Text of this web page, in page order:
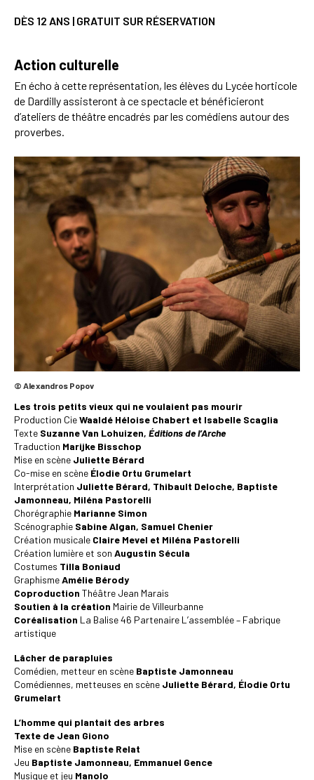
DÈS 12 ANS | GRATUIT SUR RÉSERVATION
Action culturelle
En écho à cette représentation, les élèves du Lycée horticole
de Dardilly assisteront à ce spectacle et bénéficieront
d’ateliers de théâtre encadrés par les comédiens autour des
proverbes.
© Alexandros Popov
Les trois petits vieux qui ne voulaient pas mourir
Production CieWaaldé Héloise Chabert et Isabelle Scaglia
Texte Suzanne Van Lohuizen, Éditions de l’Arche
Traduction Marijke Bisschop
Mise en scène Juliette Bérard
Co-mise en scène Élodie Ortu Grumelart
Interprétation Juliette Bérard, Thibault Deloche, Baptiste
Jamonneau, Miléna Pastorelli
Chorégraphie Marianne Simon
Scénographie Sabine Algan, Samuel Chenier
Création musicale Claire Mevel et Miléna Pastorelli
Création lumière et son Augustin Sécula
Costumes Tilla Boniaud
GraphismeAmélie Bérody
Coproduction Théâtre Jean Marais
Soutien à la création Mairie de Villeurbanne
Coréalisation La Balise 46 Partenaire L’assemblée – Fabrique
artistique
Lâcher de parapluies
Comédien, metteur en scène Baptiste Jamonneau
Comédiennes, metteuses en scène Juliette Bérard, Élodie Ortu
Grumelart
L’homme qui plantait des arbres
Texte de Jean Giono
Mise en scène Baptiste Relat
Jeu Baptiste Jamonneau, Emmanuel Gence
Musique et jeu Manolo